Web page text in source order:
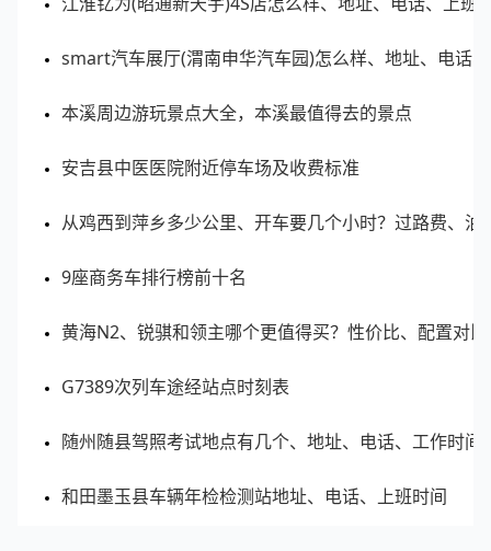
5 世界城广场 武汉洪山区 0.89
6 武汉保利广场 武汉洪山区
7 光谷天地 武汉洪山区
8 金地广场 武汉洪山区 0.83
数化值，客流指数越大表示该区域内客流越多。
smart汽车展厅(渭南申华汽车园)怎么样、地址、电话
本溪周边游玩景点大全，本溪最值得去的景点
安吉县中医医院附近停车场及收费标准
从鸡西到萍乡多少公里、开车要几个小时？过路费、油
9座商务车排行榜前十名
黄海N2、锐骐和领主哪个更值得买？性价比、配置对比
G7389次列车途经站点时刻表
随州随县驾照考试地点有几个、地址、电话、工作时间
和田墨玉县车辆年检检测站地址、电话、上班时间